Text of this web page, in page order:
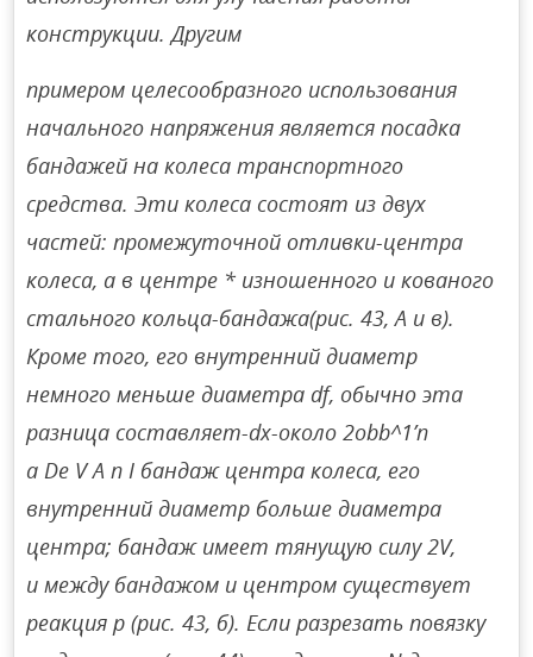
конструкции. Другим
примером целесообразного использования
начального напряжения является посадка
бандажей на колеса транспортного
средства. Эти колеса состоят из двух
частей: промежуточной отливки-центра
колеса, а в центре * изношенного и кованого
стального кольца-бандажа(рис. 43, А и в).
Кроме того, его внутренний диаметр
немного меньше диаметра df, обычно эта
разница составляет-dx-около 2obb^1’n
a De V A n I бандаж центра колеса, его
внутренний диаметр больше диаметра
центра; бандаж имеет тянущую силу 2V,
и между бандажом и центром существует
реакция p (рис. 43, б). Если разрезать повязку